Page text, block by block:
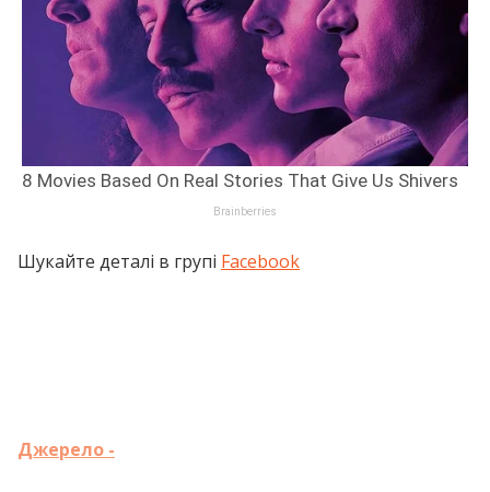
Шукайте деталі в групі Facebook
Джерело -